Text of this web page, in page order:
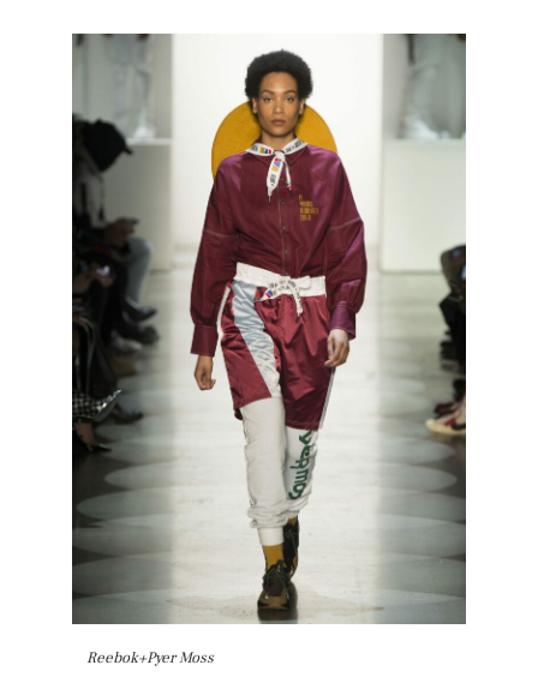
Reebok+Pyer Moss